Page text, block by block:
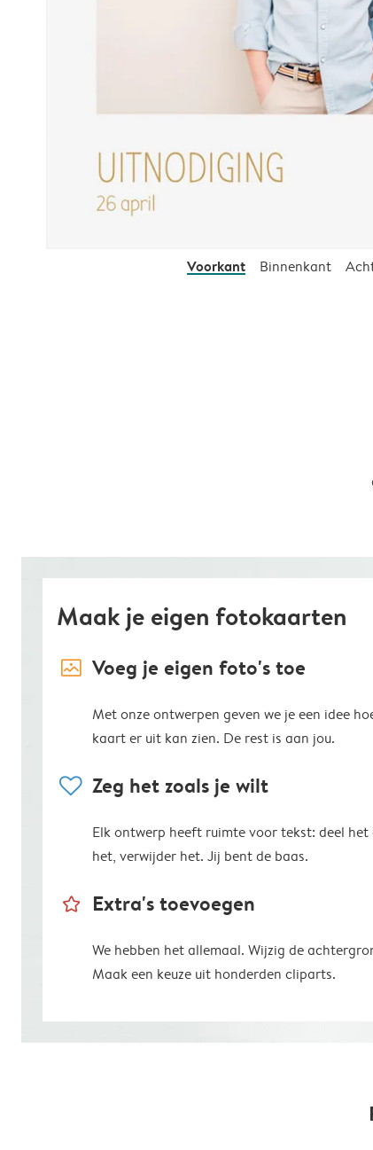
Voorkant Binnenkant
Maak je eigen fotokaarten
image_placeholder Voeg je eigen foto's toe
Met onze ontwerpen geven we je een idee
kaart er uit kan zien. De rest is aan jou.
heart Zeg het zoals je wilt
Elk ontwerp heeft ruimte voor tekst: deel
het, verwijder het. Jij bent de baas.
star_outline Extra's toevoegen
We hebben het allemaal. Wijzig de
Maak een keuze uit honderden cliparts.